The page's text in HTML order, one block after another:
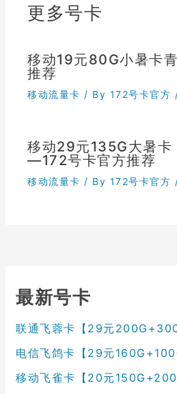
更多号卡
移动19元80G小暑卡
推荐
移动流量卡 / By 172号卡官方
移动29元135G大暑卡
—172号卡官方推荐
移动流量卡 / By 172号卡官方
最新号卡
联通飞蓉卡【29元200G+300
电信飞鸽卡【29元160G+100
移动飞雀卡【20元150G+200